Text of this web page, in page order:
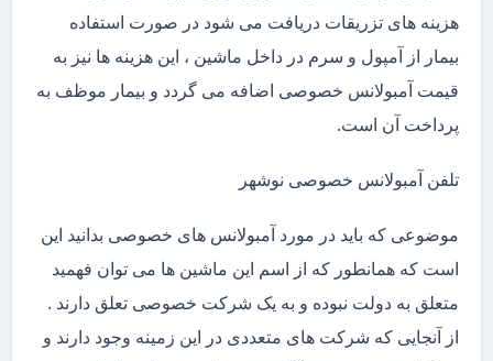
هزینه های تزریقات دریافت می شود در صورت استفاده
بیمار از آمپول و سرم در داخل ماشین ، این هزینه ها نیز به
قیمت آمبولانس خصوصی اضافه می گردد و بیمار موظف به
پرداخت آن است.
تلفن آمبولانس خصوصی نوشهر
موضوعی که باید در مورد آمبولانس های خصوصی بدانید این
است که همانطور که از اسم این ماشین ها می توان فهمید
متعلق به دولت نبوده و به یک شرکت خصوصی تعلق دارند .
از آنجایی که شرکت های متعددی در این زمینه وجود دارند و